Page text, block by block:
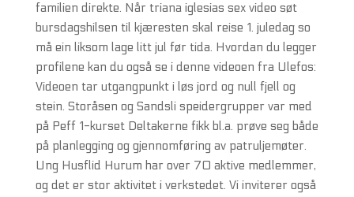
familien direkte. Når triana iglesias sex video søt
bursdagshilsen til kjæresten skal reise 1. juledag so
må ein liksom lage litt jul før tida. Hvordan du legger
profilene kan du også se i denne videoen fra Ulefos:
Videoen tar utgangpunkt i løs jord og null fjell og
stein. Storåsen og Sandsli speidergrupper var med
på Peff 1-kurset Deltakerne fikk bl.a. prøve seg både
på planlegging og gjennomføring av patruljemøter.
Ung Husflid Hurum har over 70 aktive medlemmer,
og det er stor aktivitet i verkstedet. Vi inviterer også